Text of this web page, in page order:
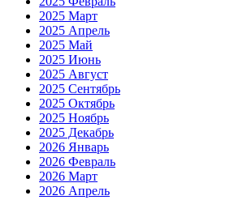
2025 Март
2025 Апрель
2025 Май
2025 Июнь
2025 Август
2025 Сентябрь
2025 Октябрь
2025 Ноябрь
2025 Декабрь
2026 Январь
2026 Февраль
2026 Март
2026 Апрель